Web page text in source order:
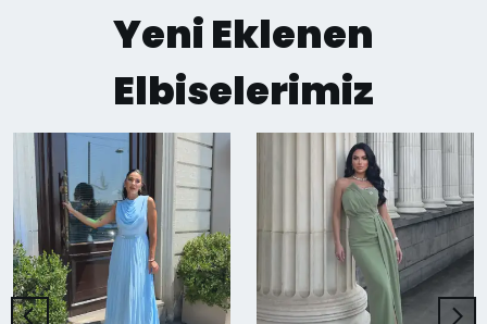
Yeni Eklenen
Elbiselerimiz